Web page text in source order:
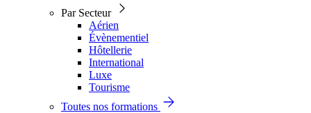
Par Secteur
Aérien
Évènementiel
Hôtellerie
International
Luxe
Tourisme
Toutes nos formations